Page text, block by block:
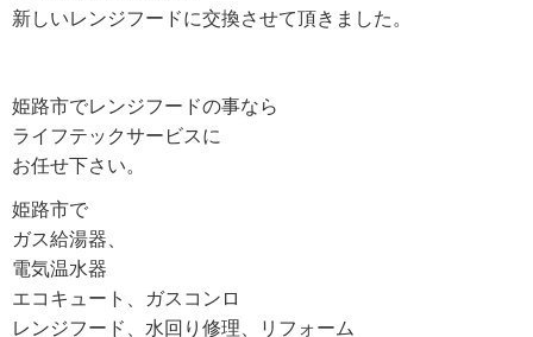
新しいレンジフードに交換させて頂きました。
姫路市でレンジフードの事なら
ライフテックサービスに
お任せ下さい。
姫路市で
ガス給湯器、
電気温水器
エコキュート、ガスコンロ
レンジフード、水回り修理、リフォーム